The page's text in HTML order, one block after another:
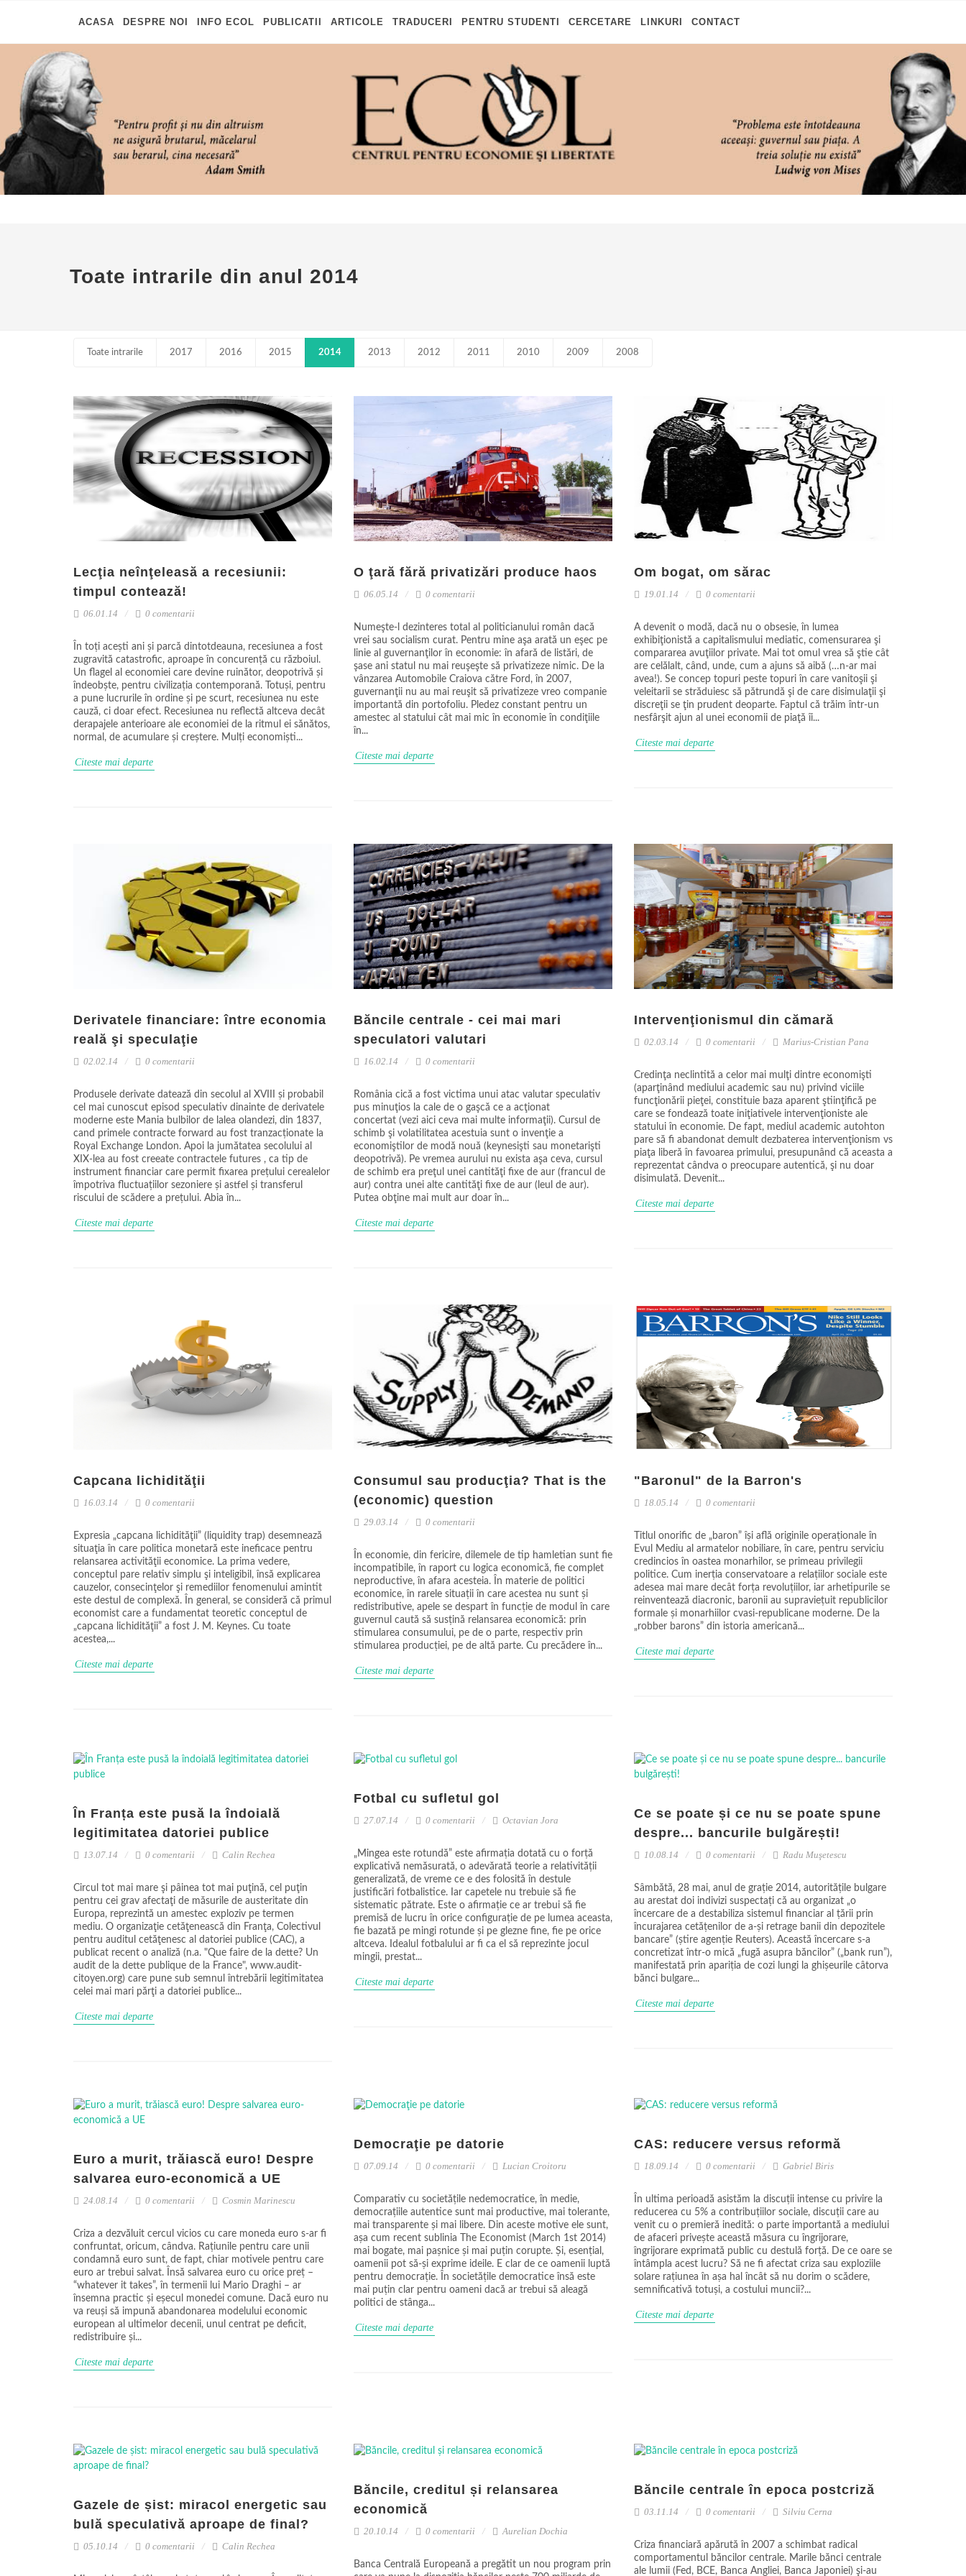
ACASA DESPRE NOI INFO ECOL PUBLICATII ARTICOLE TRADUCERI PENTRU STUDENTI CERCETARE LINKURI CONTACT
Toate intrarile din anul 2014
Toate intrarile 2017 2016 2015 2014 2013 2012 2011 2010 2009 2008
Lecţia neînţeleasă a recesiunii:
timpul contează!
06.01.14 0 comentarii
În toți acești ani și parcă dintotdeauna, recesiunea a fost
zugravită catastrofic, aproape în concurență cu războiul.
Un flagel al economiei care devine ruinător, deopotrivă și
îndeobște, pentru civilizația contemporană. Totuși, pentru
a pune lucrurile în ordine și pe scurt, recesiunea nu este
cauză, ci doar efect. Recesiunea nu reflectă altceva decât
derapajele anterioare ale economiei de la ritmul ei sănătos,
normal, de acumulare și creștere. Mulți economiști...
Citeste mai departe
O ţară fără privatizări produce haos
06.05.14 0 comentarii
Numeşte-l dezinteres total al politicianului român dacă
vrei sau socialism curat. Pentru mine aşa arată un eşec pe
linie al guvernanţilor în economie: în afară de listări, de
şase ani statul nu mai reuşeşte să privatizeze nimic. De la
vânzarea Automobile Craiova către Ford, în 2007,
guvernanţii nu au mai reuşit să privatizeze vreo companie
importantă din portofoliu. Pledez constant pentru un
amestec al statului cât mai mic în economie în condiţiile
în...
Citeste mai departe
Om bogat, om sărac
19.01.14 0 comentarii
A devenit o modă, dacă nu o obsesie, în lumea
exhibiţionistă a capitalismului mediatic, comensurarea şi
compararea avuţiilor private. Mai tot omul vrea să ştie cât
are celălalt, când, unde, cum a ajuns să aibă (…n-ar mai
avea!). Se concep topuri peste topuri în care vanitoşii şi
veleitarii se străduiesc să pătrundă şi de care disimulaţii şi
discreţii se ţin prudent deoparte. Faptul că trăim într-un
nesfârşit ajun al unei economii de piaţă îi...
Citeste mai departe
Derivatele financiare: între economia
reală şi speculaţie
02.02.14 0 comentarii
Produsele derivate datează din secolul al XVIII și probabil
cel mai cunoscut episod speculativ dinainte de derivatele
moderne este Mania bulbilor de lalea olandezi, din 1837,
cand primele contracte forward au fost tranzacționate la
Royal Exchange London. Apoi la jumătatea secolului al
XIX-lea au fost creeate contractele futures , ca tip de
instrument financiar care permit fixarea prețului cerealelor
împotriva fluctuațiilor sezoniere și astfel și transferul
riscului de scădere a prețului. Abia în...
Citeste mai departe
Băncile centrale - cei mai mari
speculatori valutari
16.02.14 0 comentarii
România cică a fost victima unui atac valutar speculativ
pus minuţios la cale de o gaşcă ce a acţionat
concertat (vezi aici ceva mai multe informaţii). Cursul de
schimb şi volatilitatea acestuia sunt o invenţie a
economiştilor de modă nouă (keynesişti sau monetarişti
deopotrivă). Pe vremea aurului nu exista aşa ceva, cursul
de schimb era preţul unei cantităţi fixe de aur (francul de
aur) contra unei alte cantităţi fixe de aur (leul de aur).
Putea obţine mai mult aur doar în...
Citeste mai departe
Intervenţionismul din cămară
02.03.14 0 comentarii Marius-Cristian Pana
Credinţa neclintită a celor mai mulţi dintre economişti
(aparţinând mediului academic sau nu) privind viciile
funcţionării pieţei, constituie baza aparent ştiinţifică pe
care se fondează toate iniţiativele intervenţioniste ale
statului în economie. De fapt, mediul academic autohton
pare să fi abandonat demult dezbaterea intervenţionism vs
piaţa liberă în favoarea primului, presupunând că aceasta a
reprezentat cândva o preocupare autentică, şi nu doar
disimulată. Devenit...
Citeste mai departe
Capcana lichidităţii
16.03.14 0 comentarii
Expresia „capcana lichidităţii” (liquidity trap) desemnează
situaţia în care politica monetară este ineficace pentru
relansarea activităţii economice. La prima vedere,
conceptul pare relativ simplu şi inteligibil, însă explicarea
cauzelor, consecinţelor şi remediilor fenomenului amintit
este destul de complexă. În general, se consideră că primul
economist care a fundamentat teoretic conceptul de
„capcana lichidităţii” a fost J. M. Keynes. Cu toate
acestea,...
Citeste mai departe
Consumul sau producţia? That is the
(economic) question
29.03.14 0 comentarii
În economie, din fericire, dilemele de tip hamletian sunt fie
incompatibile, în raport cu logica economică, fie complet
neproductive, în afara acesteia. În materie de politici
economice, în rarele situații în care acestea nu sunt și
redistributive, apele se despart în funcție de modul în care
guvernul caută să susțină relansarea economică: prin
stimularea consumului, pe de o parte, respectiv prin
stimularea producției, pe de altă parte. Cu precădere în...
Citeste mai departe
"Baronul" de la Barron's
18.05.14 0 comentarii
Titlul onorific de „baron” își află originile operaționale în
Evul Mediu al armatelor nobiliare, în care, pentru serviciu
credincios în oastea monarhilor, se primeau privilegii
politice. Cum inerția conservatoare a relațiilor sociale este
adesea mai mare decât forța revoluțiilor, iar arhetipurile se
reinventează diacronic, baronii au supraviețuit republicilor
formale și monarhiilor cvasi-republicane moderne. De la
„robber barons” din istoria americană...
Citeste mai departe
În Franța este pusă la îndoială
legitimitatea datoriei publice
13.07.14 0 comentarii Calin Rechea
Circul tot mai mare şi pâinea tot mai puţină, cel puţin
pentru cei grav afectaţi de măsurile de austeritate din
Europa, reprezintă un amestec exploziv pe termen
mediu. O organizaţie cetăţenească din Franţa, Colectivul
pentru auditul cetăţenesc al datoriei publice (CAC), a
publicat recent o analiză (n.a. "Que faire de la dette? Un
audit de la dette publique de la France", www.audit-
citoyen.org) care pune sub semnul întrebării legitimitatea
celei mai mari părţi a datoriei publice...
Citeste mai departe
Fotbal cu sufletul gol
27.07.14 0 comentarii Octavian Jora
„Mingea este rotundă” este afirmația dotată cu o forță
explicativă nemăsurată, o adevărată teorie a relativității
generalizată, de vreme ce e des folosită în destule
justificări fotbalistice. Iar capetele nu trebuie să fie
sistematic pătrate. Este o afirmație ce ar trebui să fie
premisă de lucru în orice configurație de pe lumea aceasta,
fie bazată pe mingi rotunde și pe glezne fine, fie pe orice
altceva. Idealul fotbalului ar fi ca el să reprezinte jocul
mingii, prestat...
Citeste mai departe
Ce se poate și ce nu se poate spune
despre... bancurile bulgărești!
10.08.14 0 comentarii Radu Muşetescu
Sâmbătă, 28 mai, anul de grație 2014, autoritățile bulgare
au arestat doi indivizi suspectați că au organizat „o
încercare de a destabiliza sistemul financiar al țării prin
încurajarea cetățenilor de a-și retrage banii din depozitele
bancare” (știre agenție Reuters). Această încercare s-a
concretizat într-o mică „fugă asupra băncilor” („bank run”),
manifestată prin apariția de cozi lungi la ghișeurile câtorva
bănci bulgare...
Citeste mai departe
Euro a murit, trăiască euro! Despre
salvarea euro-economică a UE
24.08.14 0 comentarii Cosmin Marinescu
Criza a dezvăluit cercul vicios cu care moneda euro s-ar fi
confruntat, oricum, cândva. Rațiunile pentru care unii
condamnă euro sunt, de fapt, chiar motivele pentru care
euro ar trebui salvat. Însă salvarea euro cu orice preț –
“whatever it takes”, în termenii lui Mario Draghi – ar
însemna practic și eșecul monedei comune. Dacă euro nu
va reuși să impună abandonarea modelului economic
european al ultimelor decenii, unul centrat pe deficit,
redistribuire și...
Citeste mai departe
Democraţie pe datorie
07.09.14 0 comentarii Lucian Croitoru
Comparativ cu societățile nedemocratice, în medie,
democrațiile autentice sunt mai productive, mai tolerante,
mai transparente și mai libere. Din aceste motive ele sunt,
așa cum recent sublinia The Economist (March 1st 2014)
mai bogate, mai pașnice și mai puțin corupte. Și, esențial,
oamenii pot să-și exprime ideile. E clar de ce oamenii luptă
pentru democrație. În societățile democratice însă este
mai puțin clar pentru oameni dacă ar trebui să aleagă
politici de stânga...
Citeste mai departe
CAS: reducere versus reformă
18.09.14 0 comentarii Gabriel Biris
În ultima perioadă asistăm la discuții intense cu privire la
reducerea cu 5% a contribuțiilor sociale, discuții care au
venit cu o premieră inedită: o parte importantă a mediului
de afaceri privește această măsura cu îngrijorare,
îngrijorare exprimată public cu destulă forță. De ce oare se
întâmpla acest lucru? Să ne fi afectat criza sau exploziile
solare rațiunea în așa hal încât să nu dorim o scădere,
semnificativă totuși, a costului muncii?...
Citeste mai departe
Gazele de șist: miracol energetic sau
bulă speculativă aproape de final?
05.10.14 0 comentarii Calin Rechea
Băncile, creditul și relansarea
economică
20.10.14 0 comentarii Aurelian Dochia
Banca Centrală Europeană a pregătit un nou program prin
Băncile centrale în epoca postcriză
03.11.14 0 comentarii Silviu Cerna
Criza financiară apărută în 2007 a schimbat radical
comportamentul băncilor centrale. Marile bănci centrale
ale lumii (Fed, BCE, Banca Angliei, Banca Japoniei) şi-au